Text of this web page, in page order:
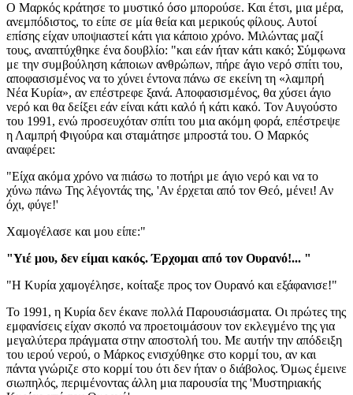
Ο Μαρκός κράτησε το μυστικό όσο μπορούσε. Και έτσι, μια μέρα,
ανεμπόδιστος, το είπε σε μία θεία και μερικούς φίλους. Αυτοί
επίσης είχαν υποψιαστεί κάτι για κάποιο χρόνο. Μιλώντας μαζί
τους, αναπτύχθηκε ένα δουβλίο: "και εάν ήταν κάτι κακό; Σύμφωνα
με την συμβούληση κάποιων ανθρώπων, πήρε άγιο νερό σπίτι του,
αποφασισμένος να το χύνει έντονα πάνω σε εκείνη τη «λαμπρή
Νέα Κυρία», αν επέστρεφε ξανά. Αποφασισμένος, θα χύσει άγιο
νερό και θα δείξει εάν είναι κάτι καλό ή κάτι κακό. Τον Αυγούστο
του 1991, ενώ προσευχόταν σπίτι του μια ακόμη φορά, επέστρεψε
η Λαμπρή Φιγούρα και σταμάτησε μπροστά του. Ο Μαρκός
αναφέρει:
"Είχα ακόμα χρόνο να πιάσω το ποτήρι με άγιο νερό και να το
χύνω πάνω Της λέγοντάς της, 'Αν έρχεται από τον Θεό, μένει! Αν
όχι, φύγε!'
Χαμογέλασε και μου είπε:"
"Υιέ μου, δεν είμαι κακός. Έρχομαι από τον Ουρανό!... "
"Η Κυρία χαμογέλησε, κοίταξε προς τον Ουρανό και εξάφανισε!"
Το 1991, η Κυρία δεν έκανε πολλά Παρουσιάσματα. Οι πρώτες της
εμφανίσεις είχαν σκοπό να προετοιμάσουν τον εκλεγμένο της για
μεγαλύτερα πράγματα στην αποστολή του. Με αυτήν την απόδειξη
του ιερού νερού, ο Μάρκος ενισχύθηκε στο κορμί του, αν και
πάντα γνώριζε στο κορμί του ότι δεν ήταν ο διάβολος. Όμως έμεινε
σιωπηλός, περιμένοντας άλλη μια παρουσία της 'Μυστηριακής